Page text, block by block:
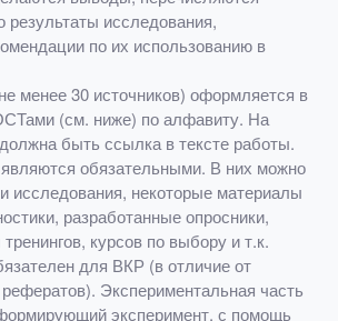
результаты исследования,
по их использованию в
менее 30 источников) оформляется в
(см. ниже) по алфавиту. На
быть ссылка в тексте работы.
обязательными. В них можно
исследования, некоторые материалы
разработанные опросники,
курсов по выбору и т.к.
для ВКР (в отличие от
Экспериментальная часть
эксперимент, с помощь